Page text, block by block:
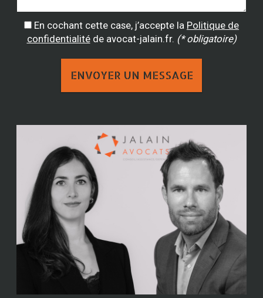
En cochant cette case, j’accepte la Politique de
confidentialitéde avocat-jalain.fr. (* obligatoire)